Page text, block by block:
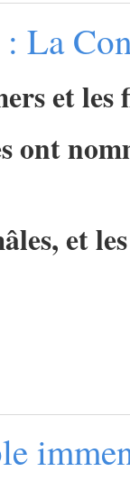
La
et
ont
et